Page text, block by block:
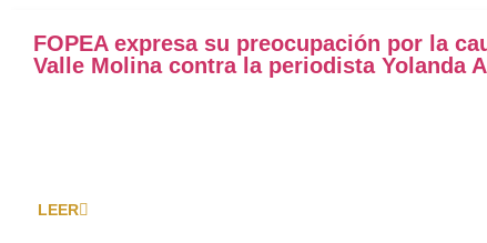
FOPEA expresa su preocupación por la
Valle Molina contra la periodista Yolanda
LEER